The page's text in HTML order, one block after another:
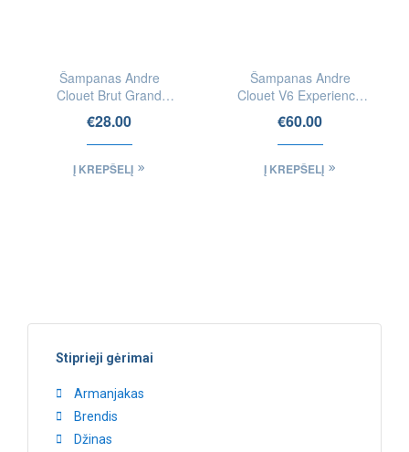
Šampanas Andre
Clouet Brut Grand
Reserve 0.375l
€28.00
Į KREPŠELĮ
Šampanas Andre
Clouet V6 Experience
Brut
€60.00
Į KREPŠELĮ
Stiprieji gėrimai
Armanjakas
Brendis
Džinas